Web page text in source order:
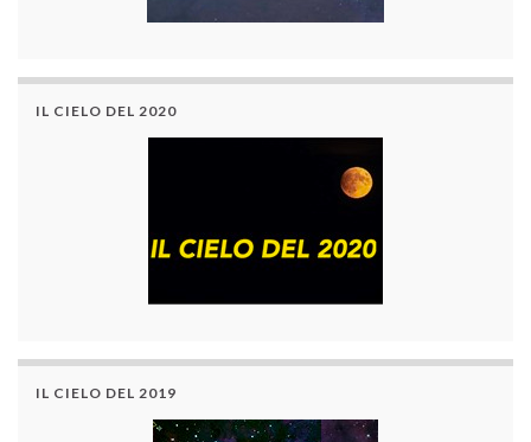
IL CIELO DEL 2020
IL CIELO DEL 2019